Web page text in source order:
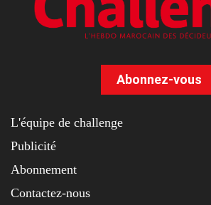
Abonnez-vous
L'équipe de challenge
Publicité
Abonnement
Contactez-nous